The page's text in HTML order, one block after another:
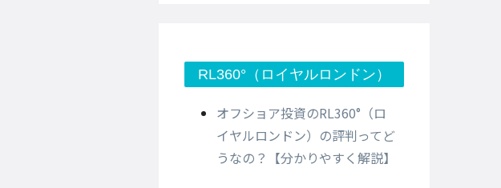
RL360°（ロイヤルロンドン）
オフショア投資のRL360°（ロ
イヤルロンドン）の評判ってど
うなの？【分かりやすく解説】